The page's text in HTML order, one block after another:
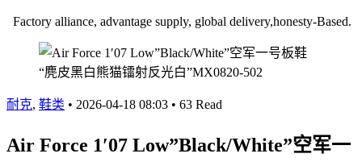
Factory alliance, advantage supply, global delivery,honesty-Based.
耐克, 鞋类 • 2026-04-18 08:03 • 63 Read
Air Force 1′07 Low”Black/White”空军一